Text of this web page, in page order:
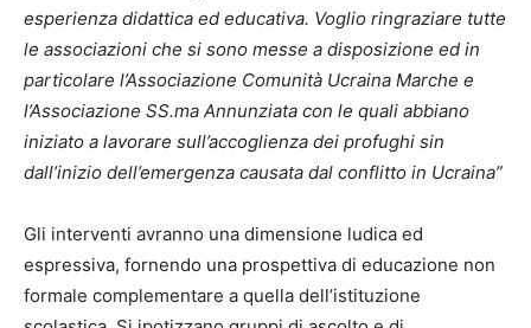
esperienza didattica ed educativa. Voglio ringraziare tutte
le associazioni che si sono messe a disposizione ed in
particolare l’Associazione Comunità Ucraina Marche e
l’Associazione SS.ma Annunziata con le quali abbiano
iniziato a lavorare sull’accoglienza dei profughi sin
dall’inizio dell’emergenza causata dal conflitto in Ucraina”
Gli interventi avranno una dimensione ludica ed
espressiva, fornendo una prospettiva di educazione non
formale complementare a quella dell’istituzione